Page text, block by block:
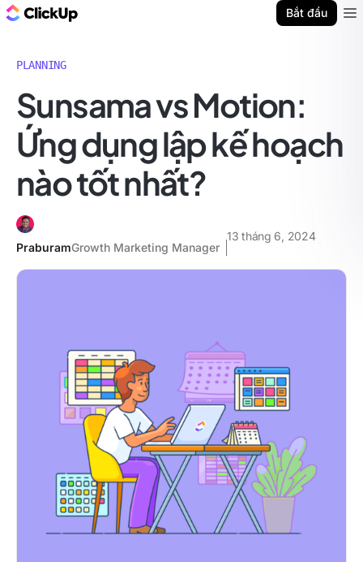
Bắt đầu
PLANNING
Sunsama vs Motion:
Ứng dụng lập kế hoạch
nào tốt nhất?
PraburamGrowth Marketing Manager
13 tháng 6, 2024